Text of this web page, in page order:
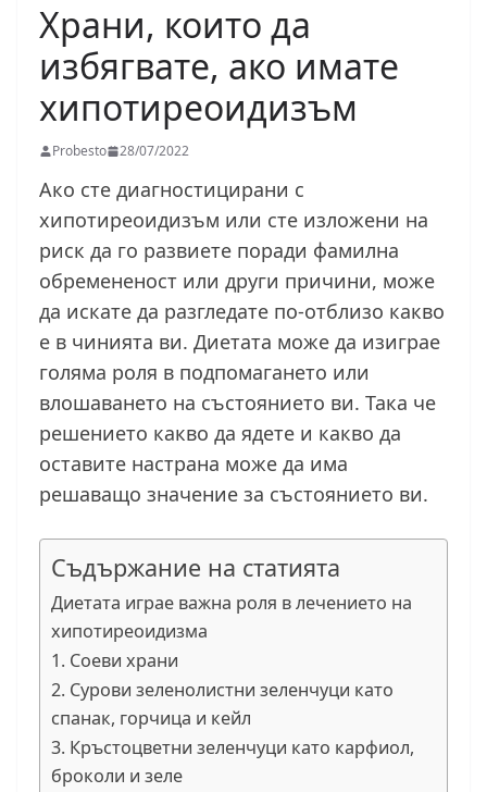
Храни, които да
избягвате, ако имате
хипотиреоидизъм
Probesto 28/07/2022
Ако сте диагностицирани с
хипотиреоидизъм или сте изложени на
риск да го развиете поради фамилна
обремененост или други причини, може
да искате да разгледате по-отблизо какво
е в чинията ви. Диетата може да изиграе
голяма роля в подпомагането или
влошаването на състоянието ви. Така че
решението какво да ядете и какво да
оставите настрана може да има
решаващо значение за състоянието ви.
Съдържание на статията
Диетата играе важна роля в лечението на
хипотиреоидизма
1. Соеви храни
2. Сурови зеленолистни зеленчуци като
спанак, горчица и кейл
3. Кръстоцветни зеленчуци като карфиол,
броколи и зеле